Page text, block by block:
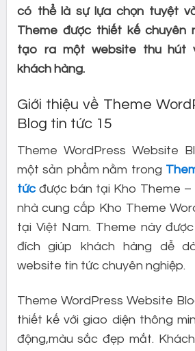
có thể là sự lựa chọn tuyệt
Theme được thiết kế chuyên
tạo ra một website thu hút
khách hàng.
Giới thiệu về Theme
Blog tin tức 15
Theme WordPress Website
một sản phẩm nằm trong
tức được bán tại Kho Theme
nhà cung cấp Kho Theme
tại Việt Nam. Theme này
đích giúp khách hàng dễ
website tin tức chuyên nghiệp.
Theme WordPress Website
thiết kế với giao diện thông
động,màu sắc đẹp mắt.